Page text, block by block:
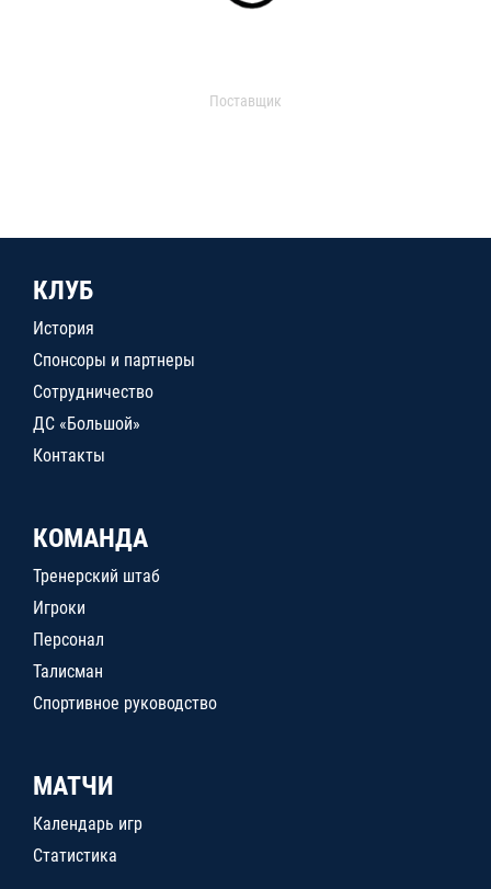
Поставщик
КЛУБ
История
Спонсоры и партнеры
Сотрудничество
ДС «Большой»
Контакты
КОМАНДА
Тренерский штаб
Игроки
Персонал
Талисман
Спортивное руководство
МАТЧИ
Календарь игр
Статистика